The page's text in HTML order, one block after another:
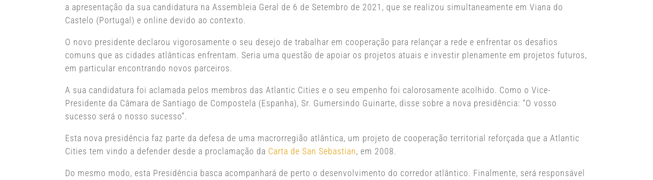
a apresentação da sua candidatura na Assembleia Geral de 6 de Setembro de 2021, que se realizou simultaneamente em Viana do
Castelo (Portugal) e online devido ao contexto.
O novo presidente declarou vigorosamente o seu desejo de trabalhar em cooperação para relançar a rede e enfrentar os desafios
comuns que as cidades atlânticas enfrentam. Seria uma questão de apoiar os projetos atuais e investir plenamente em projetos futuros,
em particular encontrando novos parceiros.
A sua candidatura foi aclamada pelos membros das Atlantic Cities e o seu empenho foi calorosamente acolhido. Como o Vice-
Presidente da Câmara de Santiago de Compostela (Espanha), Sr. Gumersindo Guinarte, disse sobre a nova presidência: “O vosso
sucesso será o nosso sucesso”.
Esta nova presidência faz parte da defesa de uma macrorregião atlântica, um projeto de cooperação territorial reforçada que a Atlantic
Cities tem vindo a defender desde a proclamação da Carta de San Sebastian, em 2008.
Do mesmo modo, esta Presidência basca acompanhará de perto o desenvolvimento do corredor atlântico. Finalmente, será responsável